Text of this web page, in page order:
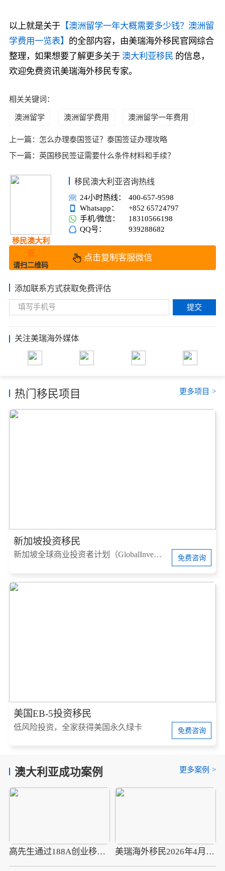
以上就是关于【澳洲留学一年大概需要多少钱？澳洲留
学费用一览表】 的全部内容，由美瑞海外移民官网综合
整理，如果想要了解更多关于 澳大利亚移民 的信息，
欢迎免费资讯美瑞海外移民专家。
相关关键词：
澳洲留学 澳洲留学费用 澳洲留学一年费用
上一篇： 怎么办理泰国签证？泰国签证办理攻略
下一篇： 英国移民签证需要什么条件材料和手续？
移民澳大利
亚
请扫二维码
移民澳大利亚咨询热线
24小时热线：
400-657-9598
Whatsapp：
+852 65724797
手机/微信：
18310566198
QQ号：
939288682
点击复制客服微信
添加联系方式获取免费评估
提交
关注美瑞海外媒体
热门移民项目 更多项目 >
新加坡投资移民
新加坡全球商业投资者计划（GlobalInvestorProgram，简称GIP） 免费咨询
美国EB-5投资移民
低风险投资，全家获得美国永久绿卡 免费咨询
澳大利亚成功案例 更多案例 >
高先生通过188A创业移民成功拿到澳大利亚身份 美瑞海外移民2026年4月10组圣多美护照成功案例分享